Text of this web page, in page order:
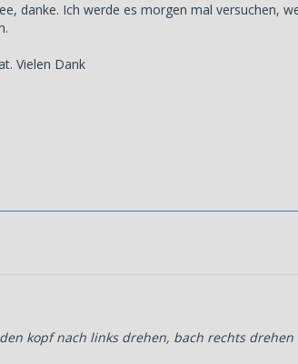
danke. Ich werde es morgen mal versuchen,
Vielen Dank
kopf nach links drehen, bach rechts